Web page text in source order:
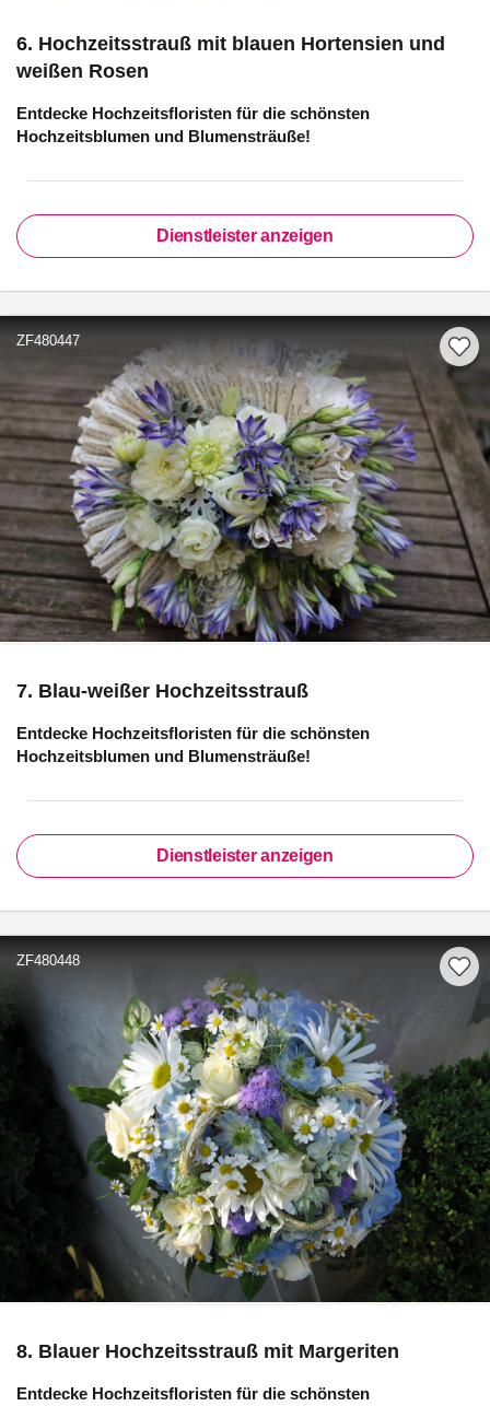
6. Hochzeitsstrauß mit blauen Hortensien und
weißen Rosen
Entdecke Hochzeitsfloristen für die schönsten
Hochzeitsblumen und Blumensträuße!
Dienstleister anzeigen
ZF480447
7. Blau-weißer Hochzeitsstrauß
Entdecke Hochzeitsfloristen für die schönsten
Hochzeitsblumen und Blumensträuße!
Dienstleister anzeigen
ZF480448
8. Blauer Hochzeitsstrauß mit Margeriten
Entdecke Hochzeitsfloristen für die schönsten